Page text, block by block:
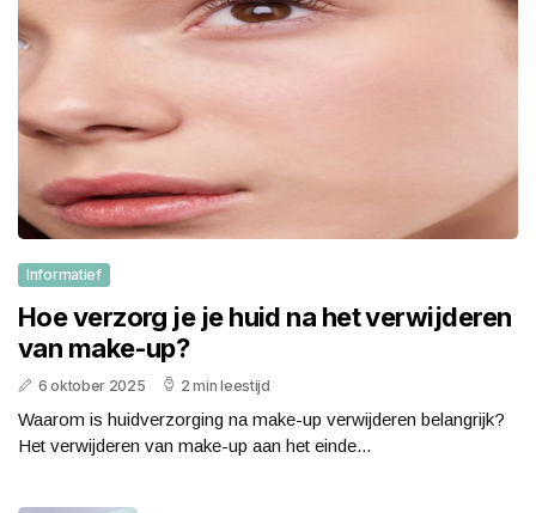
Informatief
Hoe verzorg je je huid na het verwijderen
van make-up?
6 oktober 2025 2 min leestijd
Waarom is huidverzorging na make-up verwijderen belangrijk?
Het verwijderen van make-up aan het einde...